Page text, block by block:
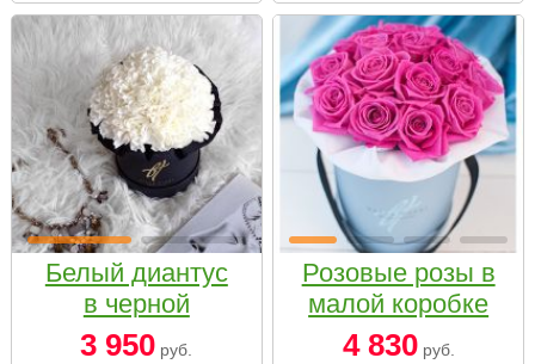
Белый диантус
в черной
коробке Small
3 950 руб.
Розовые розы в
малой коробке
4 830руб.